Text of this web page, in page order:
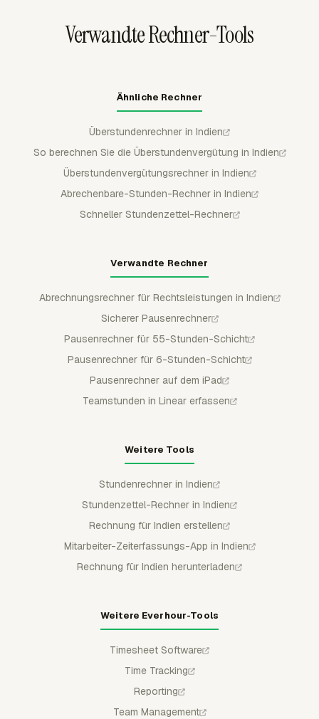
oder Archive heruntergeladen werden.
Verwandte Rechner-Tools
Ähnliche Rechner
Überstundenrechner in Indien
So berechnen Sie die Überstundenvergütung in Indien
Überstundenvergütungsrechner in Indien
Abrechenbare-Stunden-Rechner in Indien
Schneller Stundenzettel-Rechner
Verwandte Rechner
Abrechnungsrechner für Rechtsleistungen in Indien
Sicherer Pausenrechner
Pausenrechner für 55-Stunden-Schicht
Pausenrechner für 6-Stunden-Schicht
Pausenrechner auf dem iPad
Teamstunden in Linear erfassen
Weitere Tools
Stundenrechner in Indien
Stundenzettel-Rechner in Indien
Rechnung für Indien erstellen
Mitarbeiter-Zeiterfassungs-App in Indien
Rechnung für Indien herunterladen
Weitere Everhour-Tools
Timesheet Software
Time Tracking
Reporting
Team Management